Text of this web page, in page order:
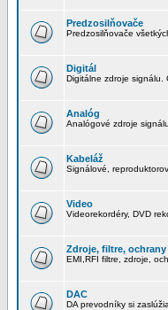
Predzosilňovače
Predzosilňovače
Digitál
Digitálne zdroje signálu.
Analóg
Analógové zdroje signálu.
Kabeláž
Signálové,
Video
Videorekordéry, DVD
Zdroje, filtre, ochrany
EMI,RFI filtre, zdroje,
DAC
DA prevodníky si